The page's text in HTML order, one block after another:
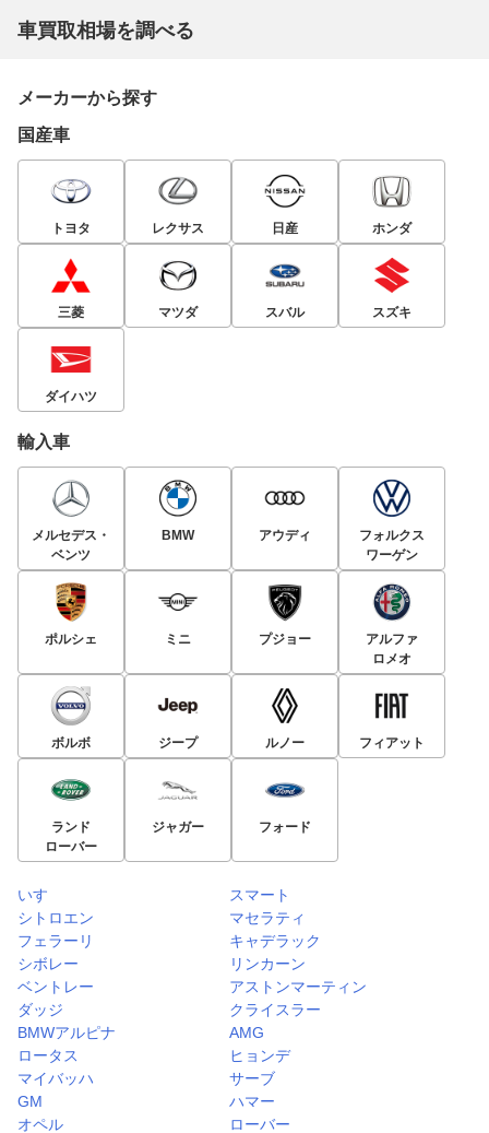
車買取相場を調べる
メーカーから探す
国産車
トヨタ レクサス 日産 ホンダ
三菱 マツダ スバル スズキ
ダイハツ
輸入車
メルセデス・
ベンツ
BMW アウディ
フォルクス
ワーゲン
ポルシェ ミニ プジョー
アルファ
ロメオ
ボルボ ジープ ルノー フィアット
ランド
ローバー
ジャガー フォード
いすゞ
スマート
シトロエン
マセラティ
フェラーリ
キャデラック
シボレー
リンカーン
ベントレー
アストンマーティン
ダッジ
クライスラー
BMWアルピナ
AMG
ロータス
ヒョンデ
マイバッハ
サーブ
GM
ハマー
オペル
ローバー